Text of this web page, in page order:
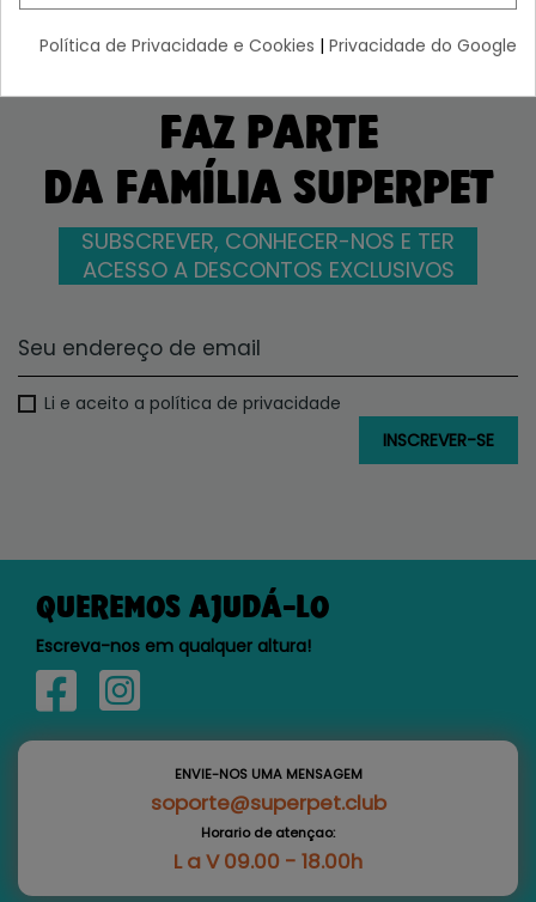
FAZ PARTE
DA FAMÍLIA SUPERPET
SUBSCREVER, CONHECER-NOS E TER
ACESSO A DESCONTOS EXCLUSIVOS
Li e aceito a política de privacidade
QUEREMOS AJUDÁ-LO
Escreva-nos em qualquer altura!
ENVIE-NOS UMA MENSAGEM
soporte@superpet.club
Horario de atençao:
L a V 09.00 - 18.00h
Política de Privacidade e Cookies | Privacidade do Google